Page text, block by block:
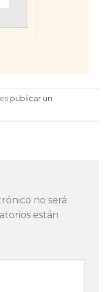
publicar un
no será
están